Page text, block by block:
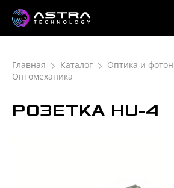
Главная Каталог
Оптика и
Оптомеханика
РОЗЕТКА HU-4